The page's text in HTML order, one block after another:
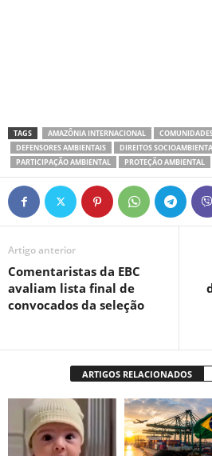
TAGS AMAZÔNIA INTERNACIONAL
DEFENSORES AMBIENTAIS
DIREITOS
PARTICIPAÇÃO AMBIENTAL
PROTEÇÃO AMBIENTAL
Artigo anterior
Comentaristas da EBC
avaliam lista final de
convocados da seleção
ARTIGOS RELACIONADOS